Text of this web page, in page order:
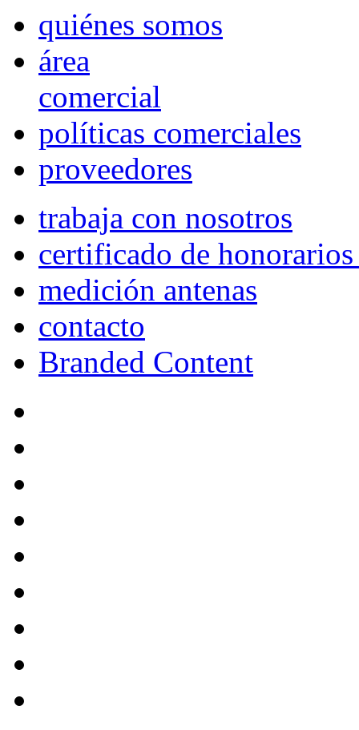
quiénes somos
área
comercial
políticas comerciales
proveedores
trabaja con nosotros
certificado de
medición antenas
contacto
Branded Content